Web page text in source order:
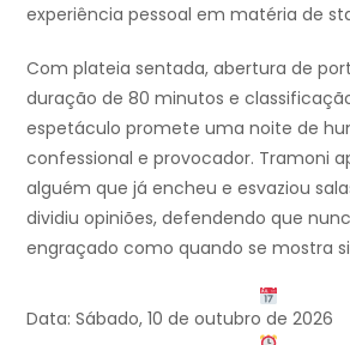
experiência pessoal em matéria de
Com plateia sentada, abertura de
duração de 80 minutos e
espetáculo promete uma noite de
confessional e provocador. Tramoni
alguém que já encheu e esvaziou
dividiu opiniões, defendendo que
engraçado como quando se mostra
Data: Sábado, 10 de outubro de 2026